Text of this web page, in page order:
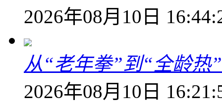
2026年08月10日
从“老年拳”到“全龄热
2026年08月10日